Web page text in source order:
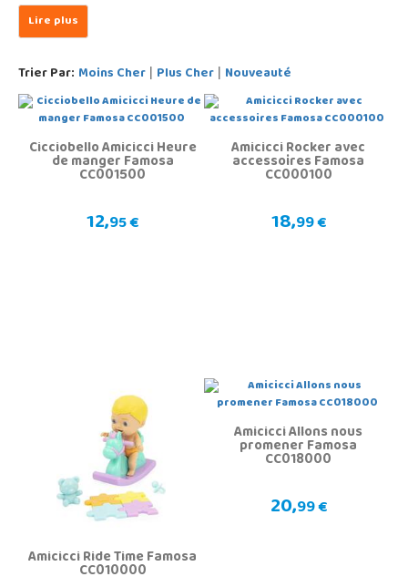
Trier Par: Moins Cher | Plus Cher | Nouveauté
Cicciobello Amicicci Heure
de manger Famosa
CC001500
12,95 €
Amicicci Rocker avec
accessoires Famosa
CC000100
18,99 €
Amicicci Ride Time Famosa
CC010000
Amicicci Allons nous
promener Famosa
CC018000
20,99 €